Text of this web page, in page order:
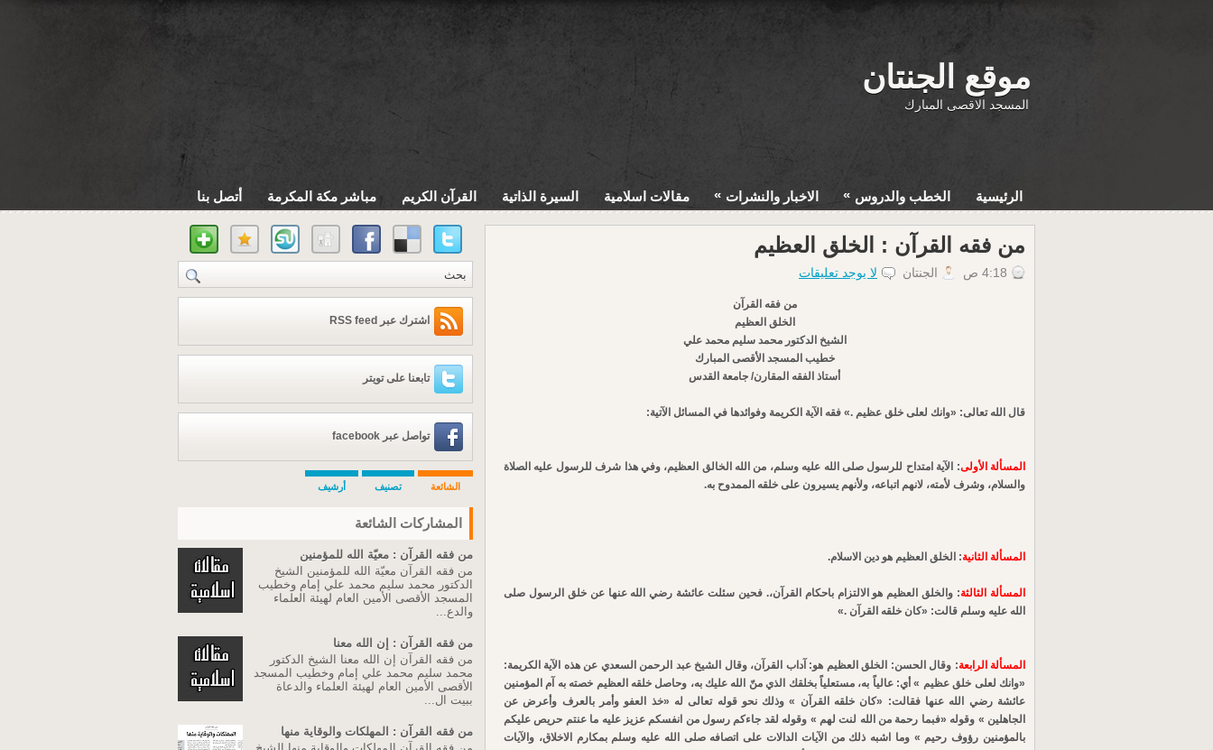
موقع الجنتان
المسجد الاقصى المبارك
الرئيسية الخطب والدروس » الاخبار والنشرات » مقالات اسلامية السيرة الذاتية القرآن الكريم مباشر مكة المكرمة أتصل بنا
من فقه القرآن : الخلق العظيم
4:18 ص الجنتان لا يوجد تعليقات
من فقه القرآن
الخلق العظيم
الشيخ الدكتور محمد سليم محمد علي
خطيب المسجد الأقصى المبارك
أستاذ الفقه المقارن/ جامعة القدس
قال الله تعالى: «وانك لعلى خلق عظيم .» فقه الآية الكريمة وفوائدها في المسائل الآتية:
المسألة الأولى: الآية امتداح للرسول صلى الله عليه وسلم، من الله الخالق العظيم، وفي هذا شرف للرسول عليه الصلاة
والسلام، وشرف لأمته، لانهم اتباعه، ولأنهم يسيرون على خلقه الممدوح به.
المسألة الثانية: الخلق العظيم هو دين الاسلام.
المسألة الثالثة: والخلق العظيم هو الالتزام باحكام القرآن،. فحين سئلت عائشة رضي الله عنها عن خلق الرسول صلى
الله عليه وسلم قالت: «كان خلقه القرآن .»
المسألة الرابعة: وقال الحسن: الخلق العظيم هو: آداب القرآن، وقال الشيخ عبد الرحمن السعدي عن هذه الآية الكريمة:
«وانك لعلى خلق عظيم » أي: عالياً به، مستعلياً بخلقك الذي منّ الله عليك به، وحاصل خلقه العظيم خصته به آم المؤمنين
عائشة رضي الله عنها فقالت: «كان خلقه القرآن » وذلك نحو قوله تعالى له «خذ العفو وأمر بالعرف وأعرض عن
الجاهلين » وقوله «فبما رحمة من الله لنت لهم » وقوله لقد جاءكم رسول من انفسكم عزيز عليه ما عنتم حريص عليكم
بالمؤمنين رؤوف رحيم » وما اشبه ذلك من الآيات الدالات على اتصافه صلى الله عليه وسلم بمكارم الاخلاق، والآيات
اشترك عبر RSS feed
تابعنا على تويتر
تواصل عبر facebook
الشائعة تصنيف أرشيف
المشاركات الشائعة
من فقه القرآن : معيّة الله للمؤمنين
من فقه القرآن معيّة الله للمؤمنين الشيخ
الدكتور محمد سليم محمد علي إمام وخطيب
المسجد الأقصى الأمين العام لهيئة العلماء
والدع...
من فقه القرآن : إن الله معنا
من فقه القرآن إن الله معنا الشيخ الدكتور
محمد سليم محمد علي إمام وخطيب المسجد
الأقصى الأمين العام لهيئة العلماء والدعاة
ببيت ال...
من فقه القرآن : المهلكات والوقاية منها